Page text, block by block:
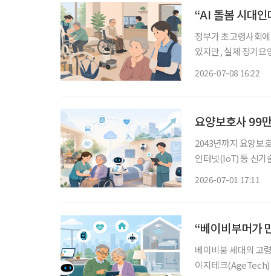
“AI 돌봄 시대인
정부가 초고령사회
있지만, 실제 장기요
2026-07-08 16:22
요양보호사 99
2043년까지 요양보
인터넷(IoT) 등 신기술
2026-07-01 17:11
“베이비부머가
베이비붐 세대의 고
이지테크(AgeTech) 산업이